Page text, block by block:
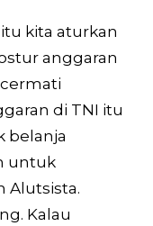
kita aturkan
anggaran
di TNI itu
belanja
untuk
Alutsista.
Kalau